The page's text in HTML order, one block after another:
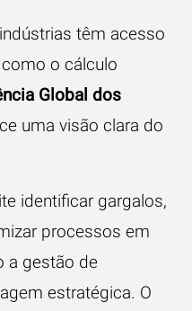
têm acesso
o cálculo
Global dos
uma visão clara do
identificar gargalos,
processos em
a gestão de
estratégica. O